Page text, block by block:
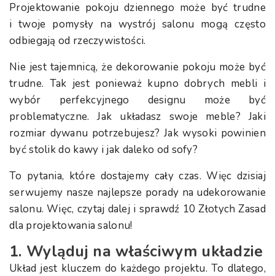
Projektowanie pokoju dziennego może być trudne
i twoje pomysły na wystrój salonu mogą często
odbiegają od rzeczywistości.
Nie jest tajemnicą, że dekorowanie pokoju może być
trudne. Tak jest ponieważ kupno dobrych mebli i
wybór perfekcyjnego designu może być
problematyczne. Jak układasz swoje meble? Jaki
rozmiar dywanu potrzebujesz? Jak wysoki powinien
być stolik do kawy i jak daleko od sofy?
To pytania, które dostajemy cały czas. Więc dzisiaj
serwujemy nasze najlepsze porady na udekorowanie
salonu. Więc, czytaj dalej i sprawdź 10 Złotych Zasad
dla projektowania salonu!
1. Wyląduj na właściwym układzie
Układ jest kluczem do każdego projektu. To dlatego,